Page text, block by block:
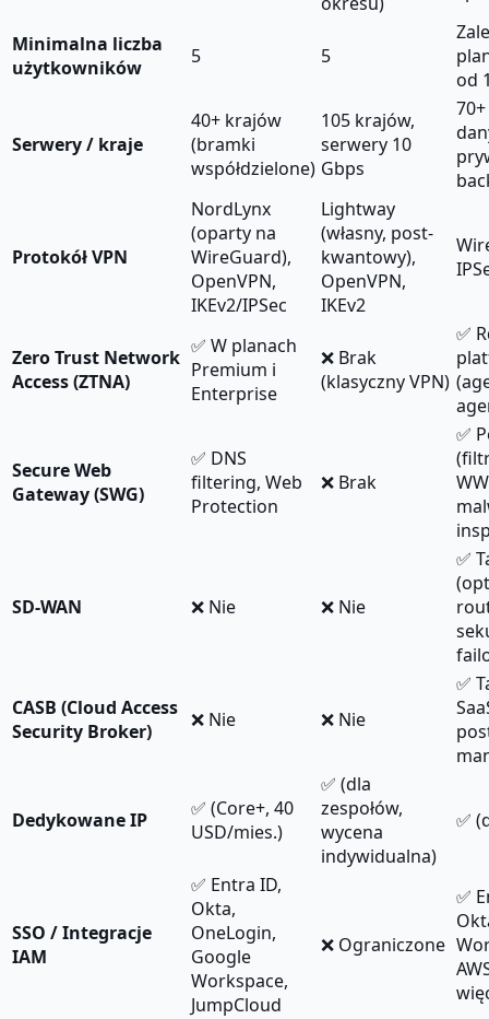
Minimalna liczba
użytkowników
5 5
od
Serwery / kraje
40+ krajów
(bramki
współdzielone)
105 krajów,
serwery 10
Gbps
Protokół VPN
NordLynx
(oparty na
WireGuard),
OpenVPN,
IKEv2/IPSec
Lightway
(własny, post-
kwantowy),
OpenVPN,
IKEv2
Zero Trust Network
Access (ZTNA)
✅ W planach
Premium i
Enterprise
❌ Brak
(klasyczny VPN)
✅
Secure Web
Gateway (SWG)
✅ DNS
filtering, Web
Protection
❌ Brak
✅
SD-WAN ❌ Nie ❌ Nie
✅
CASB (Cloud Access
Security Broker)
❌ Nie ❌ Nie
✅
Dedykowane IP
✅ (Core+, 40
USD/mies.)
✅ (dla
zespołów,
wycena
indywidualna)
✅
SSO / Integracje
IAM
✅ Entra ID,
Okta,
OneLogin,
Google
Workspace,
JumpCloud
❌ Ograniczone
✅